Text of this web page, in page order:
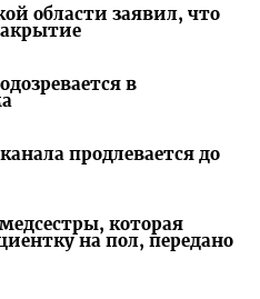
области заявил, что
в
продлевается до
которая
на пол, передано